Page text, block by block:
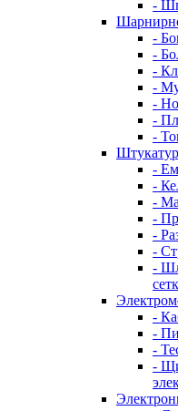
-
-
-
-
-
-
-
-
-
-
-
-
-
-
-
-
-
-
-